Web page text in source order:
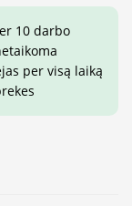
10 darbo
per visą laiką